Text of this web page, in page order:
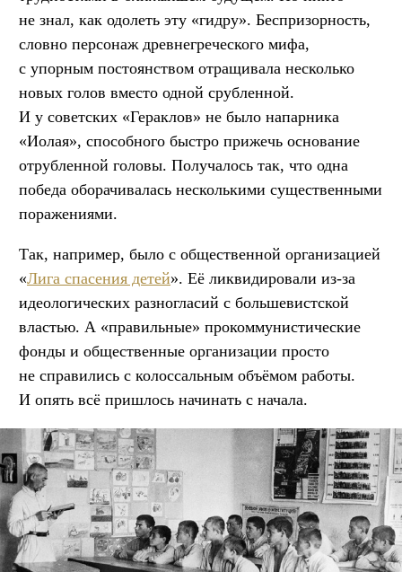
не знал, как одолеть эту «гидру». Беспризорность,
словно персонаж древнегреческого мифа,
с упорным постоянством отращивала несколько
новых голов вместо одной срубленной.
И у советских «Гераклов» не было напарника
«Иолая», способного быстро прижечь основание
отрубленной головы. Получалось так, что одна
победа оборачивалась несколькими существенными
поражениями.
Так, например, было с общественной организацией
«Лига спасения детей». Её ликвидировали из-за
идеологических разногласий с большевистской
властью. А «правильные» прокоммунистические
фонды и общественные организации просто
не справились с колоссальным объёмом работы.
И опять всё пришлось начинать с начала.